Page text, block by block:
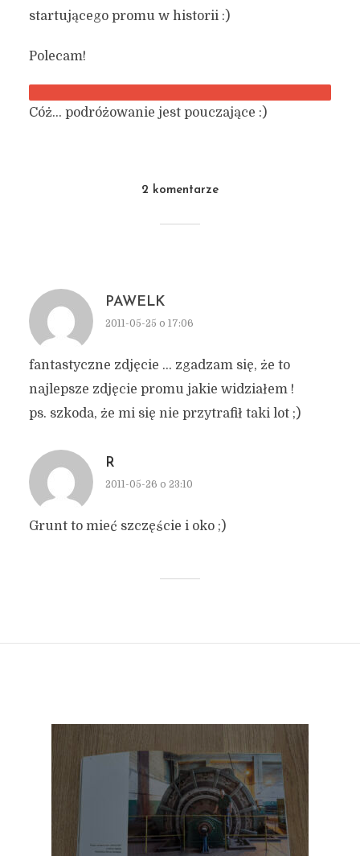
startującego promu w historii :)
Polecam!
Cóż… podróżowanie jest pouczające :)
2 komentarze
PAWELK
2011-05-25 o 17:06
fantastyczne zdjęcie … zgadzam się, że to
najlepsze zdjęcie promu jakie widziałem !
ps. szkoda, że mi się nie przytrafił taki lot ;)
R
2011-05-26 o 23:10
Grunt to mieć szczęście i oko ;)